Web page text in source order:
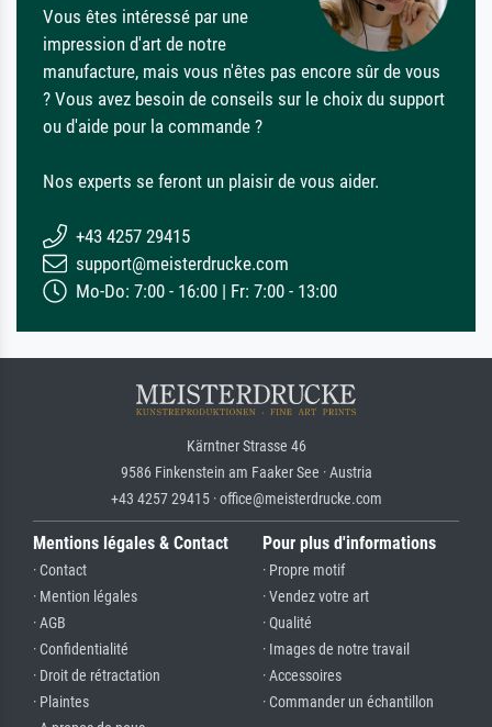
Vous êtes intéressé par une
impression d'art de notre
manufacture, mais vous n'êtes pas encore sûr de vous
? Vous avez besoin de conseils sur le choix du support
ou d'aide pour la commande ?
Nos experts se feront un plaisir de vous aider.
+43 4257 29415
support@meisterdrucke.com
Mo-Do: 7:00 - 16:00 | Fr: 7:00 - 13:00
Kärntner Strasse 46
9586 Finkenstein am Faaker See · Austria
+43 4257 29415 · office@meisterdrucke.com
Mentions légales & Contact
· Contact
· Mention légales
· AGB
· Confidentialité
· Droit de rétractation
· Plaintes
Pour plus d'informations
· Propre motif
· Vendez votre art
· Qualité
· Images de notre travail
· Accessoires
· Commander un échantillon